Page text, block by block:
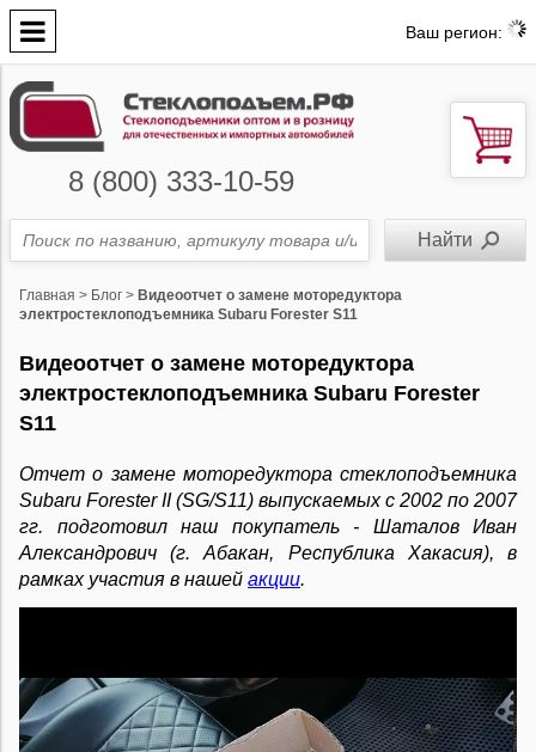
Ваш регион:
8 (800) 333-10-59
Главная > Блог > Видеоотчет о замене моторедуктора
электростеклоподъемника Subaru Forester S11
Видеоотчет о замене моторедуктора
электростеклоподъемника Subaru Forester
S11
Отчет о замене моторедуктора стеклоподъемника
Subaru Forester II (SG/S11) выпускаемых с 2002 по 2007
гг. подготовил наш покупатель - Шаталов Иван
Александрович (г. Абакан, Республика Хакасия), в
рамках участия в нашей акции.